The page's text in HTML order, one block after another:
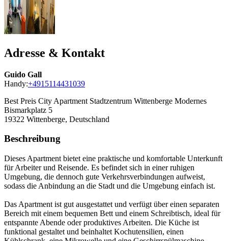
Adresse & Kontakt
Guido Gall
Handy:+4915114431039
Best Preis City Apartment Stadtzentrum Wittenberge Modernes
Bismarkplatz 5
19322 Wittenberge, Deutschland
Beschreibung
Dieses Apartment bietet eine praktische und komfortable Unterkunft
für Arbeiter und Reisende. Es befindet sich in einer ruhigen
Umgebung, die dennoch gute Verkehrsverbindungen aufweist,
sodass die Anbindung an die Stadt und die Umgebung einfach ist.
Das Apartment ist gut ausgestattet und verfügt über einen separaten
Bereich mit einem bequemen Bett und einem Schreibtisch, ideal für
entspannte Abende oder produktives Arbeiten. Die Küche ist
funktional gestaltet und beinhaltet Kochutensilien, einen